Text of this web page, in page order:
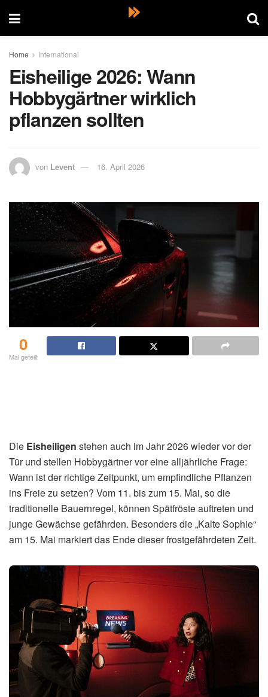
Home International
Eisheilige 2026: Wann
Hobbygärtner wirklich
pflanzen sollten
von Levent 16. April 2026
0
Mal geteilt
Die Eisheiligen stehen auch im Jahr 2026 wieder vor der
Tür und stellen Hobbygärtner vor eine alljährliche Frage:
Wann ist der richtige Zeitpunkt, um empfindliche Pflanzen
ins Freie zu setzen? Vom 11. bis zum 15. Mai, so die
traditionelle Bauernregel, können Spätfröste auftreten und
junge Gewächse gefährden. Besonders die „Kalte Sophie“
am 15. Mai markiert das Ende dieser frostgefährdeten Zeit.